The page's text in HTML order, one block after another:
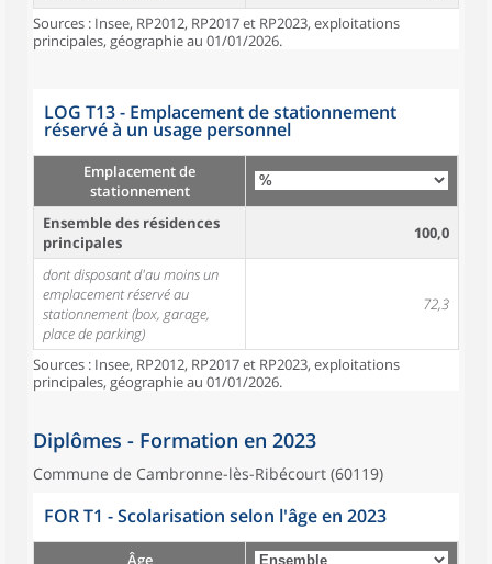
Sources : Insee, RP2012, RP2017 et RP2023, exploitations
principales, géographie au 01/01/2026.
LOG T13 - Emplacement de stationnement
réservé à un usage personnel
Emplacement de
stationnement
Ensemble des résidences
principales
100,0
dont disposant d'au moins un
emplacement réservé au
stationnement (box, garage,
place de parking)
72,3
Sources : Insee, RP2012, RP2017 et RP2023, exploitations
principales, géographie au 01/01/2026.
Diplômes - Formation en 2023
Commune de Cambronne-lès-Ribécourt (60119)
FOR T1 - Scolarisation selon l'âge en 2023
Âge